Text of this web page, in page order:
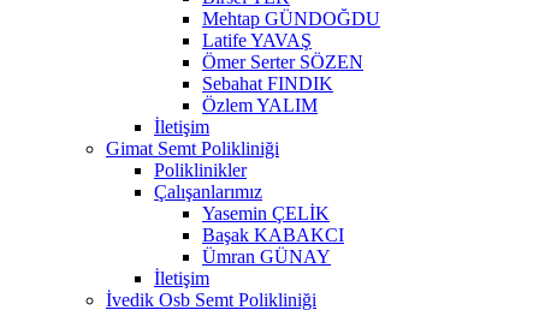
Mehtap GÜNDOĞDU
Latife YAVAŞ
Ömer Serter SÖZEN
Sebahat FINDIK
Özlem YALIM
İletişim
Gimat Semt Polikliniği
Poliklinikler
Çalışanlarımız
Yasemin ÇELİK
Başak KABAKCI
Ümran GÜNAY
İletişim
İvedik Osb Semt Polikliniği